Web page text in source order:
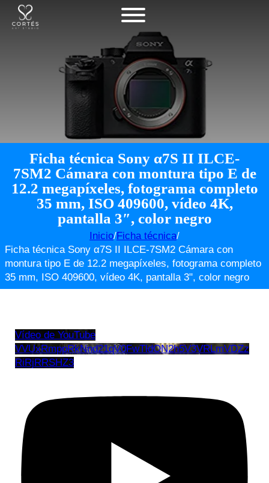
Ficha técnica Sony α7S II ILCE-
7SM2 Cámara con montura tipo E de
12.2 megapíxeles, fotograma completo
35 mm, ISO 409600, vídeo 4K,
pantalla 3″, color negro
Inicio/Ficha técnica/
Ficha técnica Sony α7S II ILCE-7SM2 Cámara con
montura tipo E de 12.2 megapíxeles, fotograma completo
35 mm, ISO 409600, vídeo 4K, pantalla 3", color negro
Vídeo de YouTube
VVUxRmppRkNnd21qV0FwTldON2h5V3VRLmVDZz
RiRjRRSHZ3